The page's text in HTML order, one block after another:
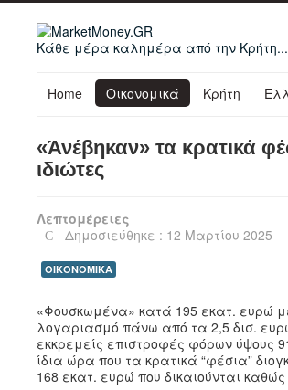
Κάθε μέρα καλημέρα από την Κρήτη...
Home Οικονομικά Κρήτη
«Άνέβηκαν» τα κρατικά
ιδιώτες
Λεπτομέρειες
Δημοσιεύθηκε : 12 Μαρτίου 2025
ΟΙΚΟΝΟΜΙΚΑ
«Φουσκωμένα» κατά 195 εκατ. ευρώ
λογαριασμό πάνω από τα 2,5 δισ.
εκκρεμείς επιστροφές φόρων ύψους
ίδια ώρα που τα κρατικά “φέσια”
168 εκατ. ευρώ που δικαιούνται